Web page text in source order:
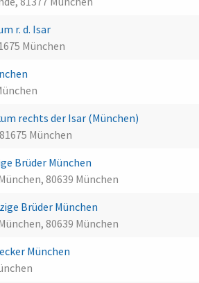
r. d. Isar
München
rechts der Isar (München)
München
Brüder München
80639 München
Brüder München
80639 München
München